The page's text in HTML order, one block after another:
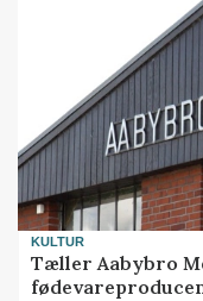
KULTUR
Tæller Aabybro